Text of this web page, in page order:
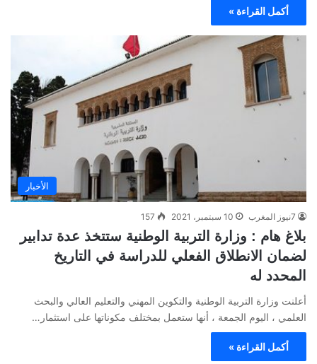
أكمل القراءة »
الأخبار
7نيوز المغرب 10 سبتمبر، 2021 157
بلاغ هام : وزارة التربية الوطنية ستتخذ عدة تدابير
لضمان الانطلاق الفعلي للدراسة في التاريخ
المحدد له
أعلنت وزارة التربية الوطنية والتكوين المهني والتعليم العالي والبحث
العلمي ، اليوم الجمعة ، أنها ستعمل بمختلف مكوناتها على استثمار…
أكمل القراءة »